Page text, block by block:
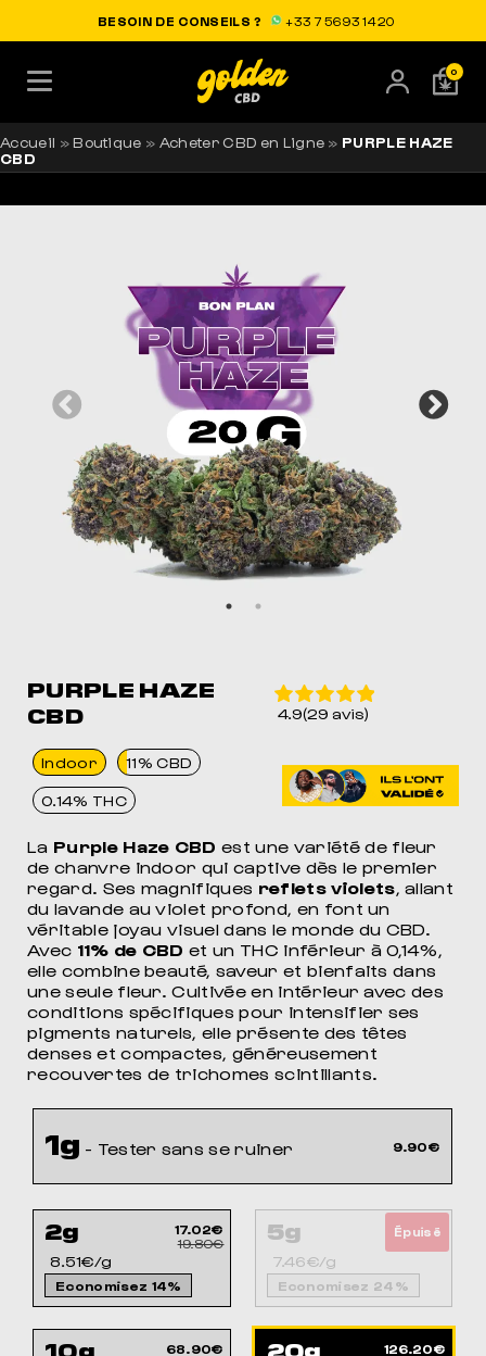
0
POUR DORMIR COMME JAMAIS
LIVRAISON OFFERTE EN FRANCE
BESOIN DE CONSEILS ? +33 7 56 93 14 20
Accueil »Boutique » Acheter CBD en Ligne » PURPLE HAZE
CBD
PURPLE HAZE
CBD
4.9(29 avis)
Indoor 11% CBD
0.14% THC
La Purple Haze CBD est une variété de fleur
de chanvre indoor qui captive dès le premier
regard. Ses magnifiques reflets violets, allant
du lavande au violet profond, en font un
véritable joyau visuel dans le monde du CBD.
Avec 11% de CBD et un THC inférieur à 0,14%,
elle combine beauté, saveur et bienfaits dans
une seule fleur. Cultivée en intérieur avec des
conditions spécifiques pour intensifier ses
pigments naturels, elle présente des têtes
denses et compactes, généreusement
recouvertes de trichomes scintillants.
1g - Tester sans se ruiner 9.90€
2g
8.51€/g
Economisez 14%
17.02€
19.80€
5g
7.46€/g
Economisez 24%
37.30€
49.50€
Épuisé
10g
68.90€
20g
126.20€